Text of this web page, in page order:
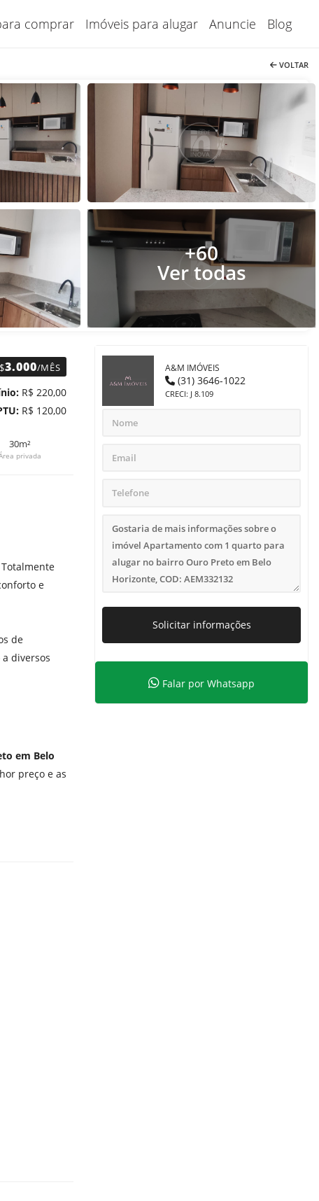
comprar Imóveis para alugar Anuncie Blog
VOLTAR
+60
Ver todas
3.000/MÊS
R$ 220,00
R$ 120,00
30m²
privada
e
de
diversos
em Belo
preço e as
A&M IMÓVEIS
(31) 3646-1022
CRECI: J 8.109
Solicitar informações
Falar por Whatsapp